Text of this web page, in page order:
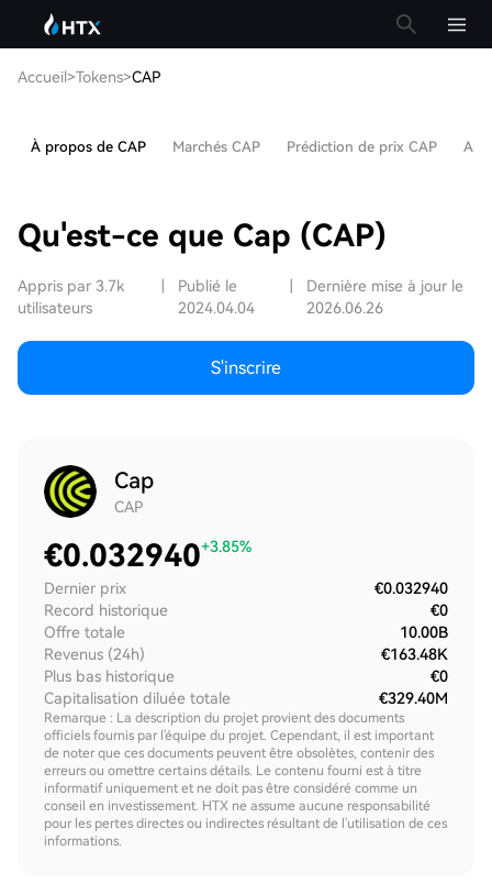
Accueil>Tokens>CAP
À propos de CAP Marchés CAP Prédiction de prix CAP
Qu'est-ce que Cap (CAP)
Appris par 3.7k
utilisateurs
Publié le
2024.04.04
Dernière mise à jour le
2026.06.26
S'inscrire
Cap
CAP
€0.032940+3.85%
Dernier prix
€0.032940
Record historique
€0
Offre totale
10.00B
Revenus (24h)
€163.48K
Plus bas historique
€0
Capitalisation diluée totale
€329.40M
Remarque : La description du projet provient des documents
officiels fournis par l'équipe du projet. Cependant, il est important
de noter que ces documents peuvent être obsolètes, contenir des
erreurs ou omettre certains détails. Le contenu fourni est à titre
informatif uniquement et ne doit pas être considéré comme un
conseil en investissement. HTX ne assume aucune responsabilité
pour les pertes directes ou indirectes résultant de l'utilisation de ces
informations.